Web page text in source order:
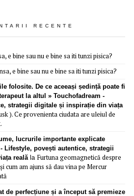
RECENTE
e bine sau nu e bine sa iti tunzi pisica?
e bine sau nu e bine sa iti tunzi pisica?
folosite. De ce aceeași ședință poate fi
la altul » Touchofadream -
strategii digitale și inspirație din viața
). Ce provenienta ciudata are uleiul de
lucrurile importante explicate
Lifestyle, povești autentice, strategii
realăla Furtuna geomagnetică despre
cum am ajuns să dau vina pe Mercur
de perfecțiune și a început să premieze